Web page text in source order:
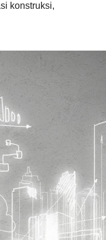
konstruksi,